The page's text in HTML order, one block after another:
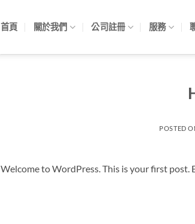
首頁 關於我們 公司註冊 服務
POSTED
Welcome to WordPress. This is your first